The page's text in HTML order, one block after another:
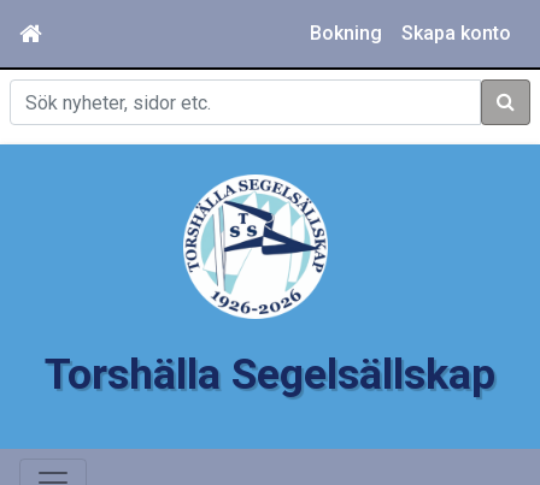
Bokning Skapa konto
Sök
Torshälla Segelsällskap